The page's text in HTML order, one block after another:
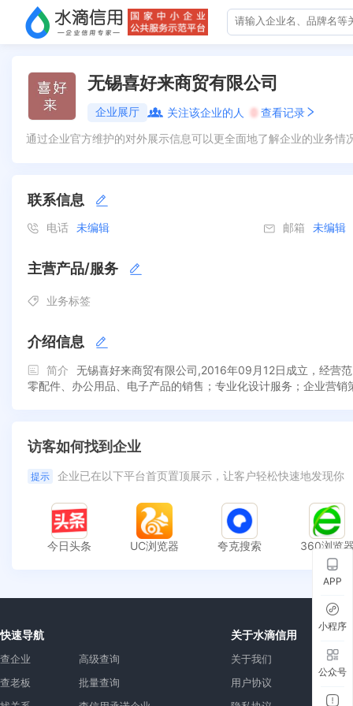
无锡喜好来商贸有限公司
企业展厅 关注该企业的人 0 查看记录
通过企业官方维护的对外展示信息可以更全面地了解企业的业务
联系信息
电话 未编辑 邮箱 未编辑
主营产品/服务
业务标签
介绍信息
简介
无锡喜好来商贸有限公司,2016年09月12日成立，经营
零配件、办公用品、电子产品的销售；专业化设计服务；企业营
访客如何找到企业
提示 企业已在以下平台首页置顶展示，让客户轻松快速地发现你
今日头条 UC浏览器 夸克搜索 360浏览
快速导航
查企业
查老板
高级查询
批量查询
关于水滴信用
关于我们
用户协议
APP
小程序
公众号